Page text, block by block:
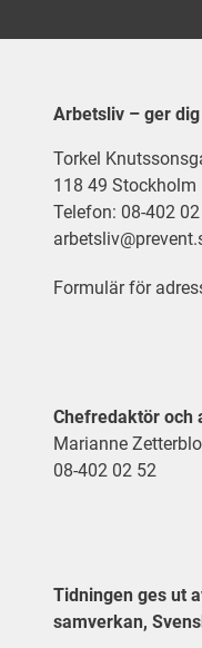
Arbetsliv – ger
Torkel
118 49 Stockholm
Telefon: 08-402
Formulär för
Chefredaktör och
Marianne
08-402 02 52
Tidningen ges ut
samverkan,